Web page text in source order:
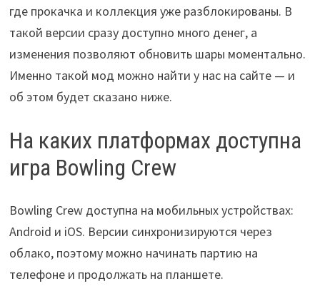
где прокачка и коллекция уже разблокированы. В
такой версии сразу доступно много денег, а
изменения позволяют обновить шары моментально.
Именно такой мод можно найти у нас на сайте — и
об этом будет сказано ниже.
На каких платформах доступна
игра Bowling Crew
Bowling Crew доступна на мобильных устройствах:
Android и iOS. Версии синхронизируются через
облако, поэтому можно начинать партию на
телефоне и продолжать на планшете.